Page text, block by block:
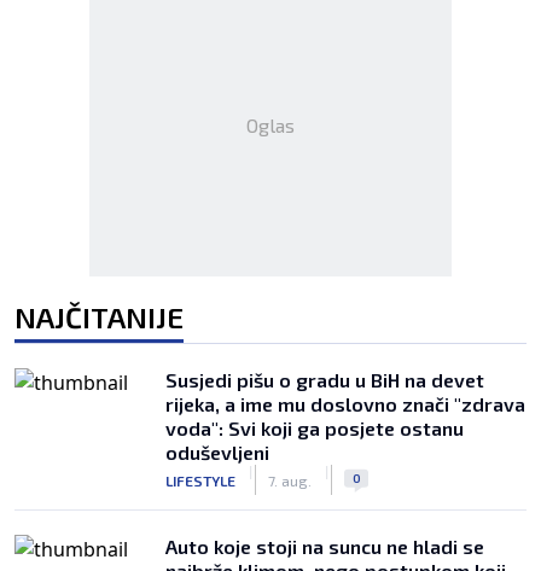
Oglas
NAJČITANIJE
Susjedi pišu o gradu u BiH na devet
rijeka, a ime mu doslovno znači "zdrava
voda": Svi koji ga posjete ostanu
oduševljeni
LIFESTYLE
|
7. aug.
| 0
Auto koje stoji na suncu ne hladi se